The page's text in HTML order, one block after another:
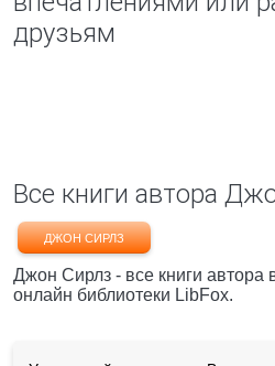
друзьям
Все книги автора
ДЖОН СИРЛЗ
Джон Сирлз - все книги автора
онлайн библиотеки LibFox.